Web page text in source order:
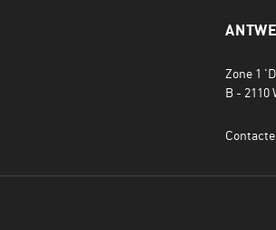
Zone 1
B - 2110